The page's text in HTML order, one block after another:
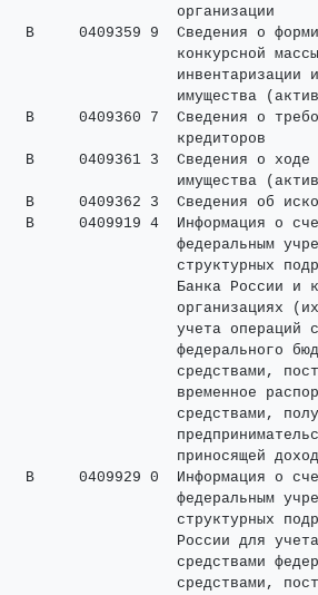
организации
В     0409359 9  Сведения о
конкурсной
инвентаризации
имущества
В     0409360 7  Сведения о
кредиторов
В     0409361 3  Сведения о
имущества
В     0409362 3  Сведения об
В     0409919 4  Информация о
федеральным
структурных
Банка России и
организациях
учета операций
федерального
средствами,
временное
средствами,
приносящей
В     0409929 0  Информация о
федеральным
структурных
России для
средствами
средствами,